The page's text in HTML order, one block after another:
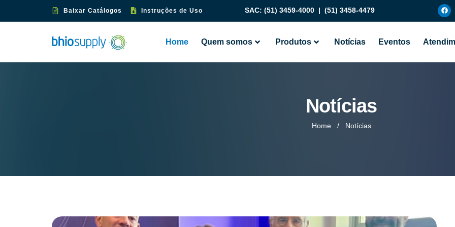
Baixar Catálogos Instruções de Uso SAC:(51) 3459-4000 |(51) 3458-4479
Home Quem somos Produtos Notícias Eventos
Notícias
Home / Notícias